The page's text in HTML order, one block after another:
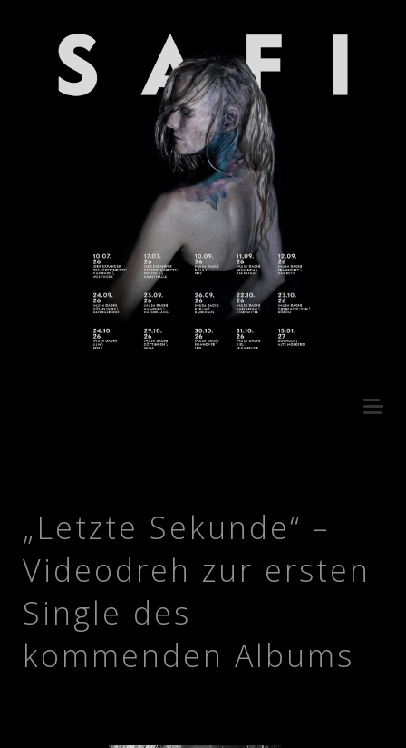
„Letzte Sekunde“ –
Videodreh zur ersten
Single des
kommenden Albums